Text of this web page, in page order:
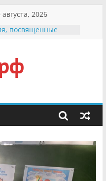
2026
посвященные
округа»
фронтовичке
в сети Интернет
«Сохраним
родились крапчатые